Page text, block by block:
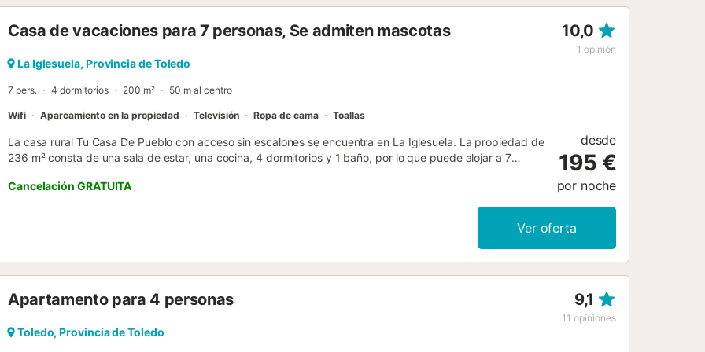
posibilidades para explorar: rutas de senderismo por los Montes de Toledo, visitas a bodegas y lagares
local, con el afamado mazapán de Toledo, la perdiz a la toledana y los quesos manchegos como
Casa de vacaciones para 7 personas, Se admiten mascotas 10,0
1 opinión
La Iglesuela, Provincia de Toledo
7 pers. 4 dormitorios 200 m² 50 m al centro
Wifi Aparcamiento en la propiedad Televisión Ropa de cama Toallas
La casa rural Tu Casa De Pueblo con acceso sin escalones se encuentra en La Iglesuela. La propiedad de
236 m² consta de una sala de estar, una cocina, 4 dormitorios y 1 baño, por lo que puede alojar a 7
y lavadora. También hay una cuna disponible. Disfrute de la comodidad de una barbacoa privada para
cocinar deliciosas comidas durante su estancia. Hay una pista de tenis a 15 minutos a pie del
establecimiento. Hay aparcamiento gratuito privado disponible a 15 m. Se admite una mascota. No está
permitido fumar ni celebrar eventos. La propiedad ofrece productos hechos a manos/de cosecha propia.
Cancelación GRATUITA
desde
195 €
por noche
Ver oferta
Apartamento para 4 personas 9,1
11 opiniones
Toledo, Provincia de Toledo